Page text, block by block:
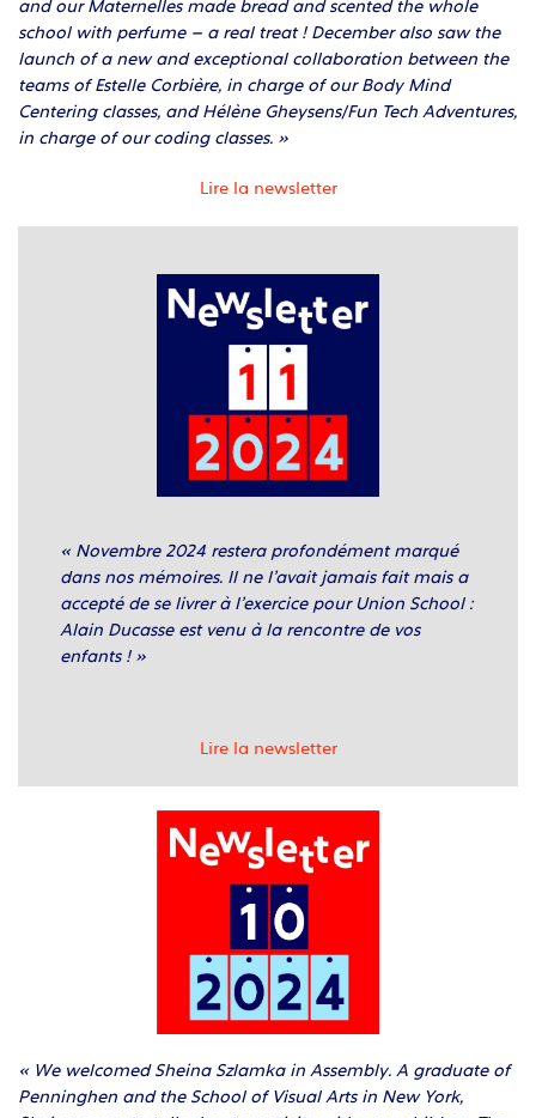
and our Maternelles made bread and scented the whole
school with perfume – a real treat ! December also saw the
launch of a new and exceptional collaboration between the
teams of Estelle Corbière, in charge of our Body Mind
Centering classes, and Hélène Gheysens/Fun Tech Adventures,
in charge of our coding classes. »
Lire la newsletter
« Novembre 2024 restera profondément marqué
dans nos mémoires. Il ne l’avait jamais fait mais a
accepté de se livrer à l’exercice pour Union School :
Alain Ducasse est venu à la rencontre de vos
enfants ! »
Lire la newsletter
« We welcomed Sheina Szlamka in Assembly. A graduate of
Penninghen and the School of Visual Arts in New York,